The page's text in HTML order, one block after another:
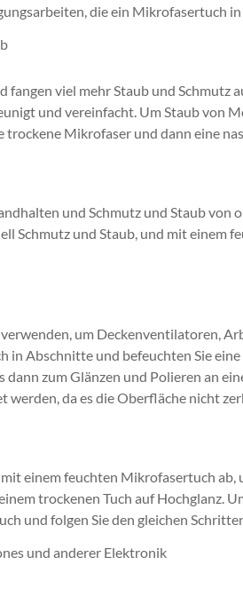
die ein Mikrofasertuch
viel mehr Staub und Schmutz
und vereinfacht. Um Staub von
trockene Mikrofaser und dann eine
und Schmutz und Staub von
Schmutz und Staub, und mit einem
um Deckenventilatoren,
in Abschnitte und befeuchten Sie
dann zum Glänzen und Polieren an
werden, da es die Oberfläche nicht
einem feuchten Mikrofasertuch ab,
trockenen Tuch auf Hochglanz.
und folgen Sie den gleichen
und anderer Elektronik